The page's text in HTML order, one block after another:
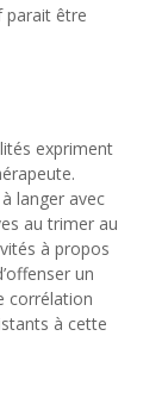
parait être
expriment
langer avec
au trimer au
à propos
un
corrélation
à cette